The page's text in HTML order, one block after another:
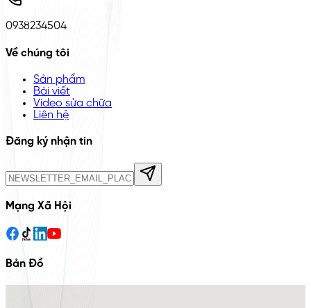
0938234504
Về chúng tôi
Sản phẩm
Bài viết
Video sửa chữa
Liên hệ
Đăng ký nhận tin
Mạng Xã Hội
Bản Đồ